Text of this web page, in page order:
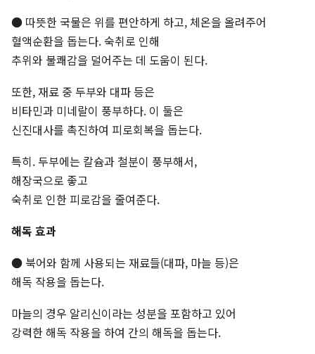
● 따뜻한 국물은 위를 편안하게 하고, 체온을 올려주어
혈액순환을 돕는다. 숙취로 인해
추위와 불쾌감을 덜어주는 데 도움이 된다.
또한, 재료 중 두부와 대파 등은
비타민과 미네랄이 풍부하다. 이 둘은
신진대사를 촉진하여 피로회복을 돕는다.
특히. 두부에는 칼슘과 철분이 풍부해서,
해장국으로 좋고
숙취로 인한 피로감을 줄여준다.
해독 효과
● 북어와 함께 사용되는 재료들(대파, 마늘 등)은
해독 작용을 돕는다.
마늘의 경우 알리신이라는 성분을 포함하고 있어
강력한 해독 작용을 하여 간의 해독을 돕는다.